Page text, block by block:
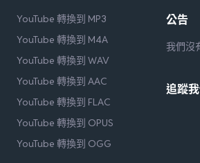
YouTube 轉換到 MP3
YouTube 轉換到 M4A
YouTube 轉換到 WAV
YouTube 轉換到 AAC
YouTube 轉換到 FLAC
YouTube 轉換到 OPUS
YouTube 轉換到 OGG
公告
我們沒
追蹤